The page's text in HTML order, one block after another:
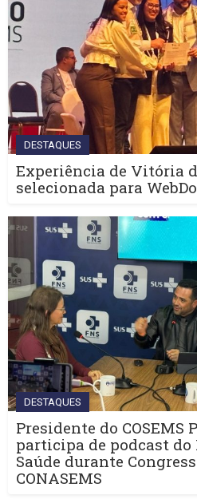
DESTAQUES
Experiência de Vitória
selecionada para
DESTAQUES
Presidente do COSEMS
participa de podcast
Saúde durante
CONASEMS